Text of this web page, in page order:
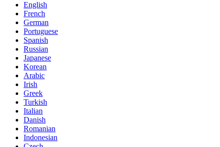
English
French
German
Portuguese
Spanish
Russian
Japanese
Korean
Arabic
Irish
Greek
Turkish
Italian
Danish
Romanian
Indonesian